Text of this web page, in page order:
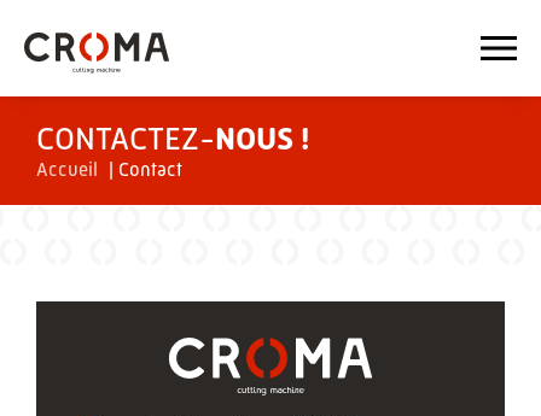
CONTACTEZ-NOUS !
Accueil | Contact